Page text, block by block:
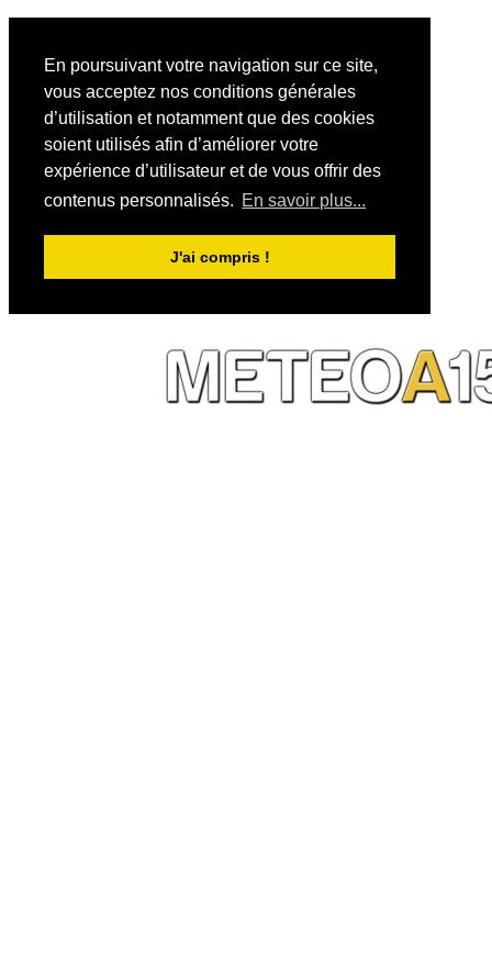
En poursuivant votre navigation sur ce site,
vous acceptez nos conditions générales
d’utilisation et notamment que des cookies
soient utilisés afin d’améliorer votre
expérience d’utilisateur et de vous offrir des
contenus personnalisés. En savoir plus...
J'ai compris !